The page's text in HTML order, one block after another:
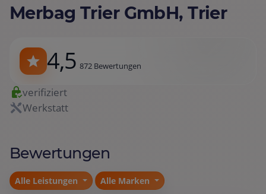
Merbag Trier GmbH, Trier
4,5 872 Bewertungen
verifiziert
Werkstatt
Bewertungen
Alle Leistungen Alle Marken